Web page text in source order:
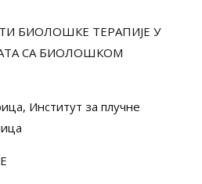
БИОЛОШКЕ ТЕРАПИЈЕ У
СА БИОЛОШКОМ
Институт за плучне